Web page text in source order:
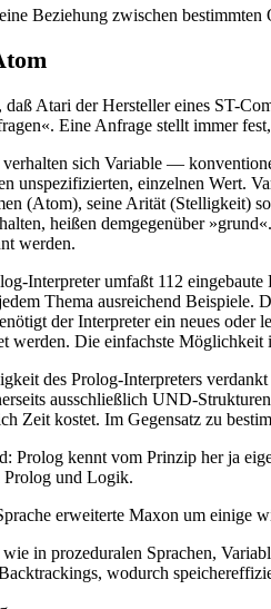
Beziehung zwischen
daß Atari der Hersteller eines ST-
Eine Anfrage stellt immer
sich Variable —
unspezifizierten, einzelnen Wert.
(Atom), seine Arität (Stelligkeit)
heißen demgegenüber
werden.
Interpreter umfaßt 112
Thema ausreichend Beispiele.
der Interpreter ein neues oder
werden. Die einfachste
des Prolog-Interpreters
ausschließlich UND-
Zeit kostet. Im Gegensatz zu
Prolog kennt vom Prinzip her ja
Prolog und Logik.
erweiterte Maxon um einige
in prozeduralen Sprachen,
wodurch